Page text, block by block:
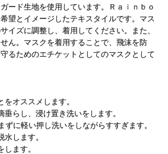
ード生地を使用しています。Ｒａｉｎｂｏ
望とイメージしたテキスタイルです。マス
イズに調整し、着用してください。また、
ん。マスクを着用することで、飛沫を防
るためのエチケットとしてのマスクとして
オススメします。
らし、浸け置き洗いをします。
ずに軽い押し洗いをしながらすすぎます。
します。
ます。